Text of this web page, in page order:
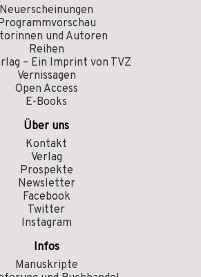
Neuerscheinungen
und Autoren
Reihen
– Ein Imprint von TVZ
Vernissagen
Open Access
E-Books
Über uns
Kontakt
Verlag
Prospekte
Newsletter
Facebook
Twitter
Instagram
Infos
Manuskripte